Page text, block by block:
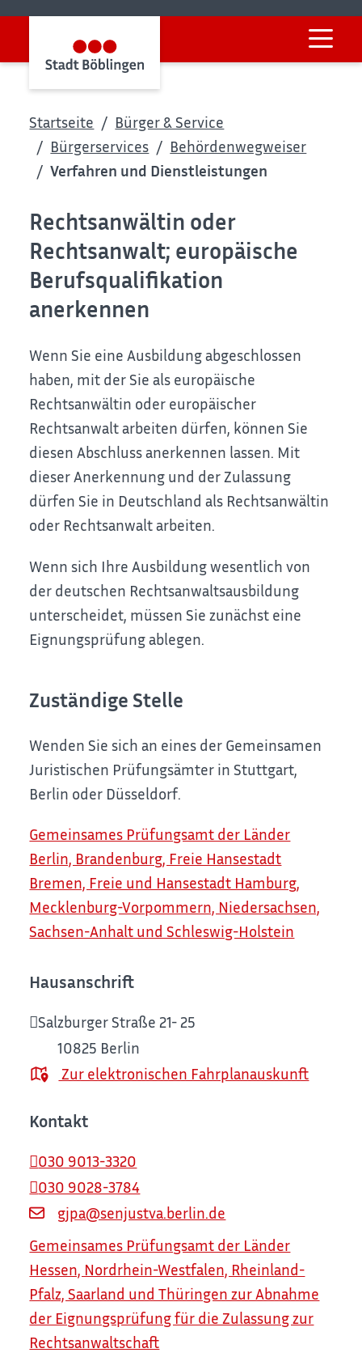
Startseite
Bürger & Service
Bürgerservices
Behördenwegweiser
Verfahren und Dienstleistungen
Rechtsanwältin oder
Rechtsanwalt; europäische
Berufsqualifikation
anerkennen
Wenn Sie eine Ausbildung abgeschlossen
haben, mit der Sie als europäische
Rechtsanwältin oder europäischer
Rechtsanwalt arbeiten dürfen, können Sie
diesen Abschluss anerkennen lassen. Mit
dieser Anerkennung und der Zulassung
dürfen Sie in Deutschland als Rechtsanwältin
oder Rechtsanwalt arbeiten.
Wenn sich Ihre Ausbildung wesentlich von
der deutschen Rechtsanwaltsausbildung
unterscheidet, müssen Sie zunächst eine
Eignungsprüfung ablegen.
Zuständige Stelle
Wenden Sie sich an eines der Gemeinsamen
Juristischen Prüfungsämter in Stuttgart,
Berlin oder Düsseldorf.
Gemeinsames Prüfungsamt der Länder
Berlin, Brandenburg, Freie Hansestadt
Bremen, Freie und Hansestadt Hamburg,
Mecklenburg-Vorpommern, Niedersachsen,
Sachsen-Anhalt und Schleswig-Holstein
Hausanschrift
Salzburger Straße 21- 25
10825 Berlin
Zur elektronischen Fahrplanauskunft
Kontakt
030 9013-3320
030 9028-3784
gjpa@senjustva.berlin.de
Gemeinsames Prüfungsamt der Länder
Hessen, Nordrhein-Westfalen, Rheinland-
Pfalz, Saarland und Thüringen zur Abnahme
der Eignungsprüfung für die Zulassung zur
Rechtsanwaltschaft